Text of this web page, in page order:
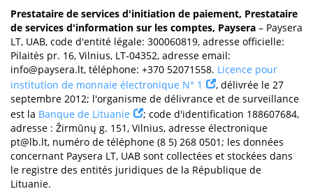
Prestataire de services d'initiation de paiement, Prestataire
de services d'information sur les comptes, Paysera – Paysera
LT, UAB, code d'entité légale: 300060819, adresse officielle:
Pilaitės pr. 16, Vilnius, LT-04352, adresse email:
info@paysera.lt, téléphone: +370 52071558. Licence pour
institution de monnaie électronique N° 1
, délivrée le 27
septembre 2012; l'organisme de délivrance et de surveillance
est la Banque de Lituanie
; code d'identification 188607684,
adresse : Žirmūnų g. 151, Vilnius, adresse électronique
pt@lb.lt, numéro de téléphone (8 5) 268 0501; les données
concernant Paysera LT, UAB sont collectées et stockées dans
le registre des entités juridiques de la République de
Lituanie.